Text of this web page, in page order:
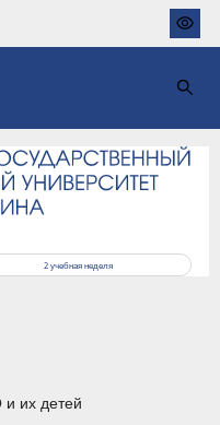
2учебная неделя
их детей